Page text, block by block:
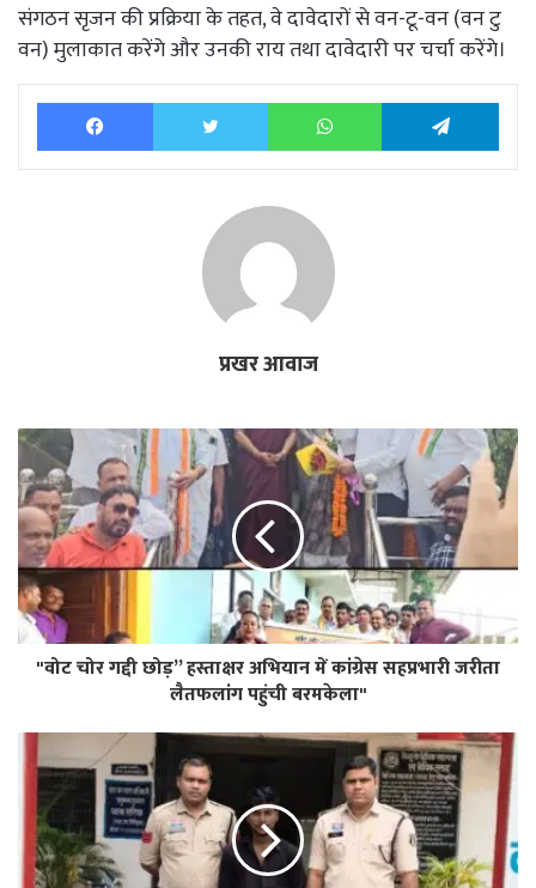
​संगठन सृजन की प्रक्रिया के तहत, वे दावेदारों से वन-टू-वन (वन टु
वन) मुलाकात करेंगे और उनकी राय तथा दावेदारी पर चर्चा करेंगे।
Facebook Twitter WhatsApp
प्रखर आवाज
"वोट चोर गद्दी छोड़” हस्ताक्षर अभियान में कांग्रेस सहप्रभारी जरीता
लैतफलांग पहुंची बरमकेला"